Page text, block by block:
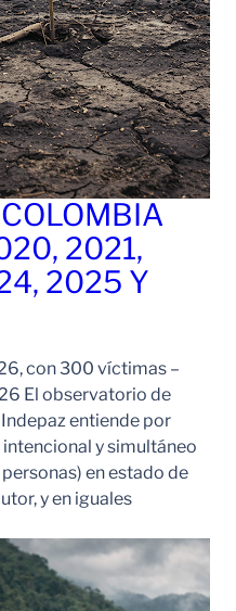
2021,
2025 Y
con 300 víctimas –
El observatorio de
entiende por
y simultáneo
en estado de
y en iguales